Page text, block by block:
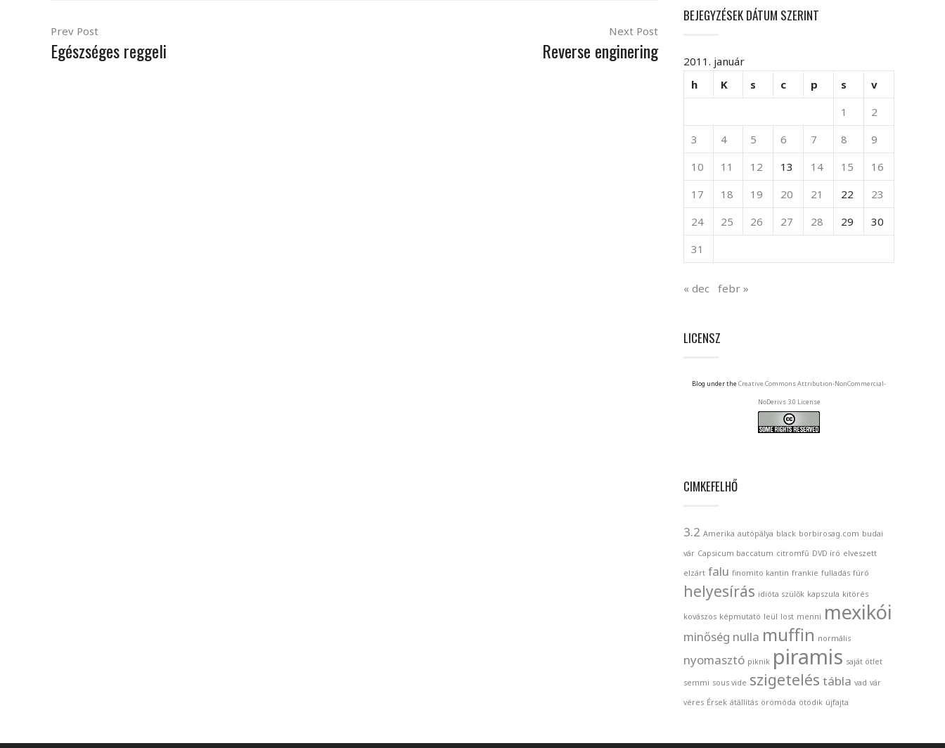
Prev Post
Egészséges reggeli
Next Post
Reverse enginering
BEJEGYZÉSEK DÁTUM SZERINT
2011. január
h
K s c p s
v
1
2
3
4 5 6 7 8
9
10
11 12 13 14 15
16
17
18 19 20 21 22
23
24
25 26 27 28 29
30
31
« dec febr »
LICENSZ
Blog under the Creative Commons Attribution-NonCommercial-
NoDerivs 3.0 License
CIMKEFELHŐ
3.2 Amerika autópálya black borbirosag.com budai
vár Capsicum baccatum citromfű DVD író elveszett
elzárt falu finomito kantin frankie fulladás fúró
helyesírás idióta szülők kapszula kitörés
kovászos képmutató leül lost menni mexikói
minőség nulla muffin normális
nyomasztó piknik piramis saját ötlet
semmi sous vide szigetelés tábla vad vár
véres Érsek átállítás örömóda ötödik újfajta